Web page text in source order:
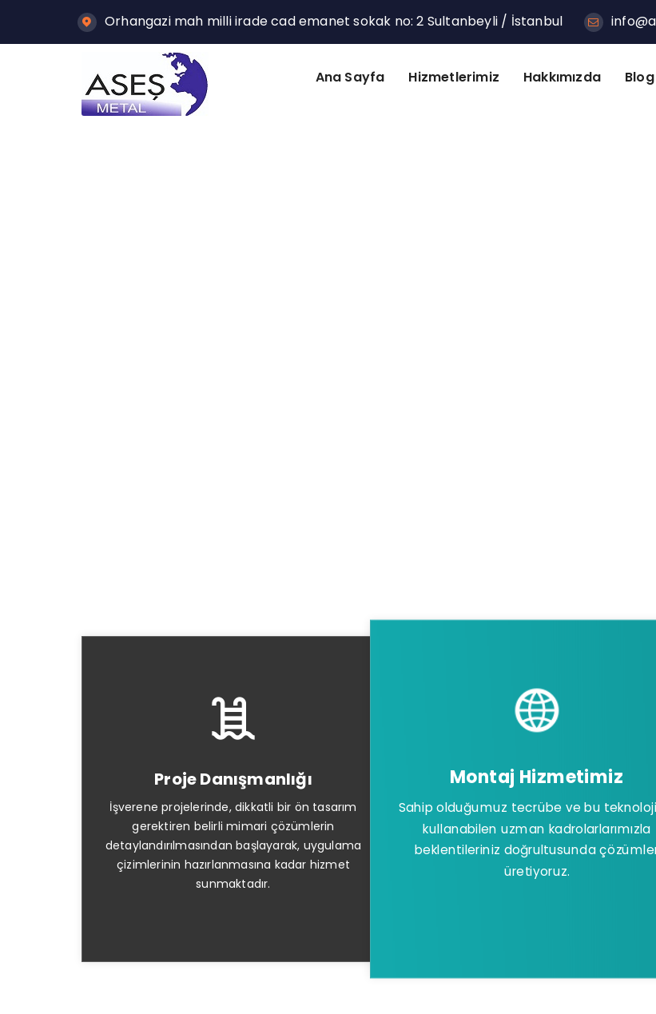
Orhangazi mah milli irade cad emanet sokak no: 2 Sultanbeyli / İstanbul
Ana Sayfa Hizmetlerimiz Hakkımızda Blog
Proje Danışmanlığı
İşverene projelerinde, dikkatli bir ön tasarım
gerektiren belirli mimari çözümlerin
detaylandırılmasından başlayarak, uygulama
çizimlerinin hazırlanmasına kadar hizmet
sunmaktadır.
Montaj Hizmetimiz
Sahip olduğumuz tecrübe ve bu
kullanabilen uzman kadrolarlarımızla
beklentileriniz doğrultusunda
üretiyoruz.